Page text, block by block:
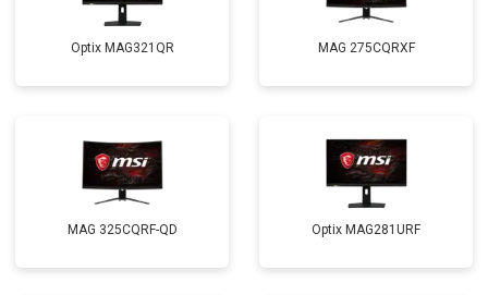
Optix MAG321QR MAG 275CQRXF
MAG 325CQRF-QD Optix MAG281URF